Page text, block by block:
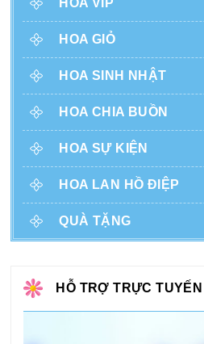
HOA VIP
HOA GIỎ
HOA SINH NHẬT
HOA CHIA BUỒN
HOA SỰ KIỆN
HOA LAN HỒ ĐIỆP
QUÀ TẶNG
HỖ TRỢ TRỰC TUYẾN